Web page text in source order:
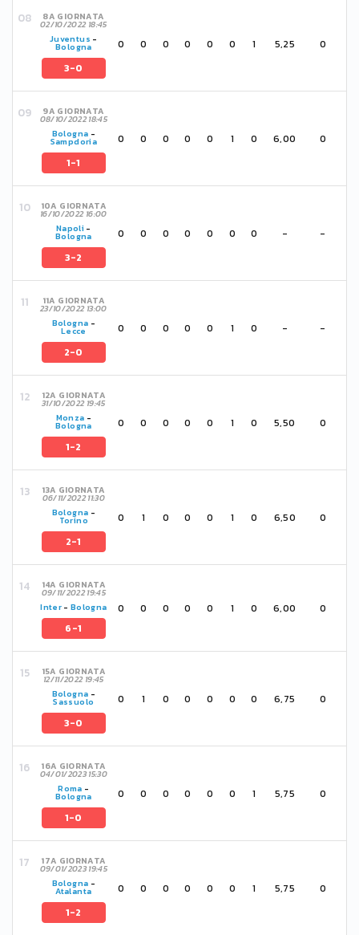
8A GIORNATA
02/10/2022 18:45
Juventus -
Bologna
3-0
0 0 0 0 0 0 1 5,25 0
9A GIORNATA
08/10/2022 18:45
Bologna -
Sampdoria
1-1
0 0 0 0 0 1 0 6,00 0
10A GIORNATA
16/10/2022 16:00
Napoli -
Bologna
3-2
0 0 0 0 0 0 0 - -
11A GIORNATA
23/10/2022 13:00
Bologna -
Lecce
2-0
0 0 0 0 0 1 0 - -
12A GIORNATA
31/10/2022 19:45
Monza -
Bologna
1-2
0 0 0 0 0 1 0 5,50 0
13A GIORNATA
06/11/2022 11:30
Bologna -
Torino
2-1
0 1 0 0 0 1 0 6,50 0
14A GIORNATA
09/11/2022 19:45
Inter-Bologna
6-1
0 0 0 0 0 1 0 6,00 0
15A GIORNATA
12/11/2022 19:45
Bologna -
Sassuolo
3-0
0 1 0 0 0 0 0 6,75 0
16A GIORNATA
04/01/2023 15:30
Roma -
Bologna
1-0
0 0 0 0 0 0 1 5,75 0
17A GIORNATA
09/01/2023 19:45
Bologna -
Atalanta
1-2
0 0 0 0 0 0 1 5,75 0